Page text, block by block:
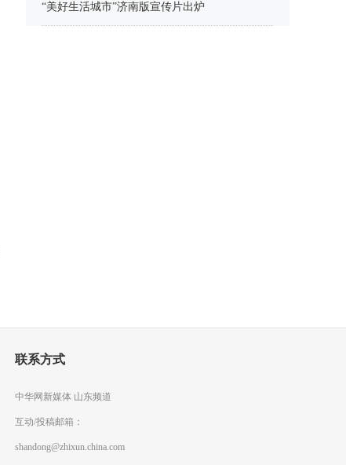
“美好生活城市”济南版宣传片出炉
联系方式
中华网新媒体 山东频道
互动/投稿邮箱：
shandong@zhixun.china.com